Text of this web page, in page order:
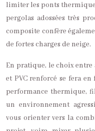
limiter les ponts
pergolas adossées très
composite confère
de fortes charges de neige.
En pratique, le choix
et PVC renforcé se fera
performance thermique,
un environnement
vous orienter vers la